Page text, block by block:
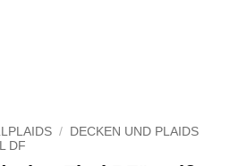
/
DECKEN UND PLAIDS
DF